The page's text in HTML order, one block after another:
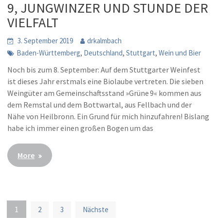
9, JUNGWINZER UND STUNDE DER
VIELFALT
3. September 2019
drkalmbach
Baden-Württemberg, Deutschland,Stuttgart,Wein und Bier
Noch bis zum 8. September: Auf dem Stuttgarter Weinfest
ist dieses Jahr erstmals eine Biolaube vertreten. Die sieben
Weingüter am Gemeinschaftsstand »Grüne 9« kommen aus
dem Remstal und dem Bottwartal, aus Fellbach und der
Nähe von Heilbronn. Ein Grund für mich hinzufahren! Bislang
habe ich immer einen großen Bogen um das
More
1 2 3 Nächste